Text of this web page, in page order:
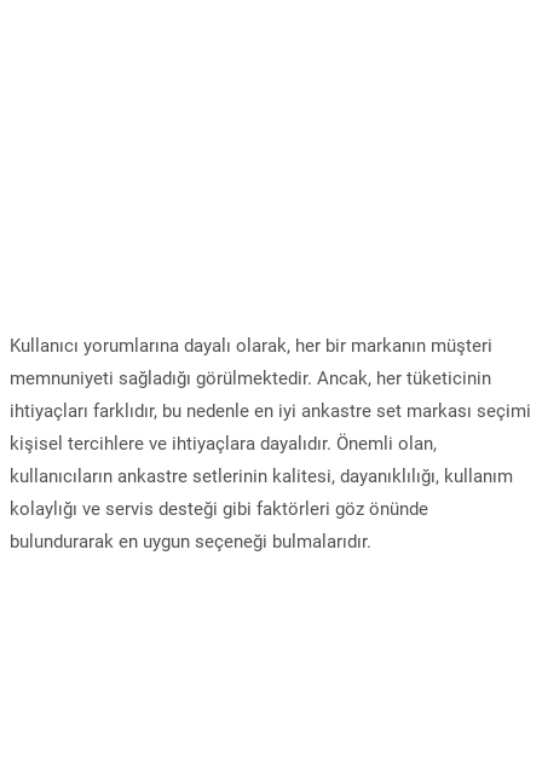
Kullanıcı yorumlarına dayalı olarak, her bir markanın müşteri
memnuniyeti sağladığı görülmektedir. Ancak, her tüketicinin
ihtiyaçları farklıdır, bu nedenle en iyi ankastre set markası seçimi
kişisel tercihlere ve ihtiyaçlara dayalıdır. Önemli olan,
kullanıcıların ankastre setlerinin kalitesi, dayanıklılığı, kullanım
kolaylığı ve servis desteği gibi faktörleri göz önünde
bulundurarak en uygun seçeneği bulmalarıdır.